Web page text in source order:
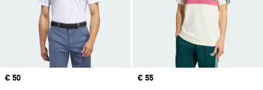
Price
€ 50
Price
€ 55